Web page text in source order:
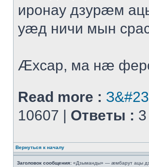
иронау дзурæм
уæд ничи мын
Æхсар, ма нæ
Read more :
10607 | Ответы : 3
Вернуться к началу
Заголовок сообщения: «Дзыманды» — æмбарут ацы